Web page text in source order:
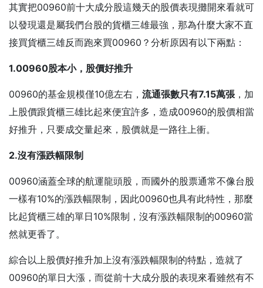
其實把00960前十大成分股這幾天的股價表現攤開來看就可
以發現還是屬我們台股的貨櫃三雄最強，那為什麼大家不直
接買貨櫃三雄反而跑來買00960？分析原因有以下兩點：
1.00960股本小，股價好推升
00960的基金規模僅10億左右， 流通張數只有7.15萬張 ，加
上股價跟貨櫃三雄比起來便宜許多，造成00960的股價相當
好推升，只要成交量起來，股價就是一路往上衝。
2.沒有漲跌幅限制
00960涵蓋全球的航運龍頭股，而國外的股票通常不像台股
一樣有10%的漲跌幅限制，因此00960也具有此特性，那麼
比起貨櫃三雄的單日10%限制，沒有漲跌幅限制的00960當
然就更香了。
綜合以上股價好推升加上沒有漲跌幅限制的特點，造就了
00960的單日大漲，而從前十大成分股的表現來看雖然有不